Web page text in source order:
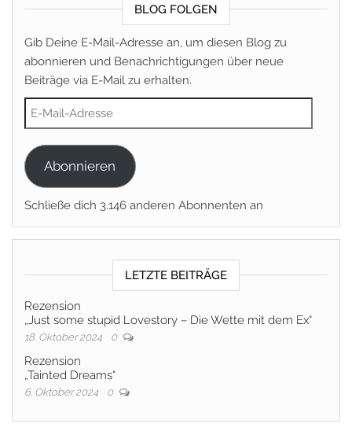
BLOG FOLGEN
Gib Deine E-Mail-Adresse an, um diesen Blog zu
abonnieren und Benachrichtigungen über neue
Beiträge via E-Mail zu erhalten.
E-Mail-Adresse
Abonnieren
Schließe dich 3.146 anderen Abonnenten an
LETZTE BEITRÄGE
Rezension
„Just some stupid Lovestory – Die Wette mit dem Ex“
18. Oktober 2024 0
Rezension
„Tainted Dreams“
6. Oktober 2024 0